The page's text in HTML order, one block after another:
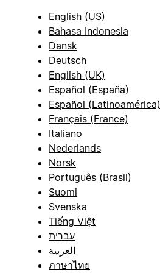
English (US)
Bahasa Indonesia
Dansk
Deutsch
English (UK)
Español (España)
Español (Latinoamérica)
Français (France)
Italiano
Nederlands
Norsk
Português (Brasil)
Suomi
Svenska
Tiếng Việt
עברית
العربية
ภาษาไทย